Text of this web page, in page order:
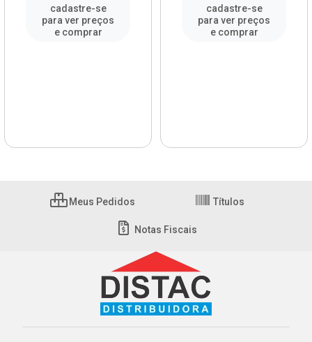
cadastre-se
para ver preços
e comprar
cadastre-se
para ver preços
e comprar
Meus Pedidos Títulos
Notas Fiscais